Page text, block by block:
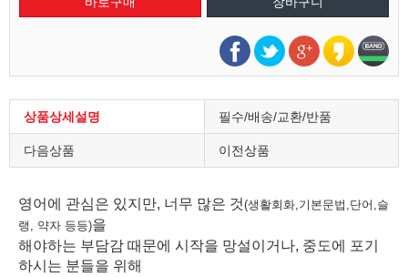
상품상세설명 필수/배송/교환/반품
다음상품 이전상품
영어에 관심은 있지만, 너무 많은 것(생활회화,기본문법,단어,슬
랭, 약자 등등)을
해야하는 부담감 때문에 시작을 망설이거나, 중도에 포기
하시는 분들을 위해